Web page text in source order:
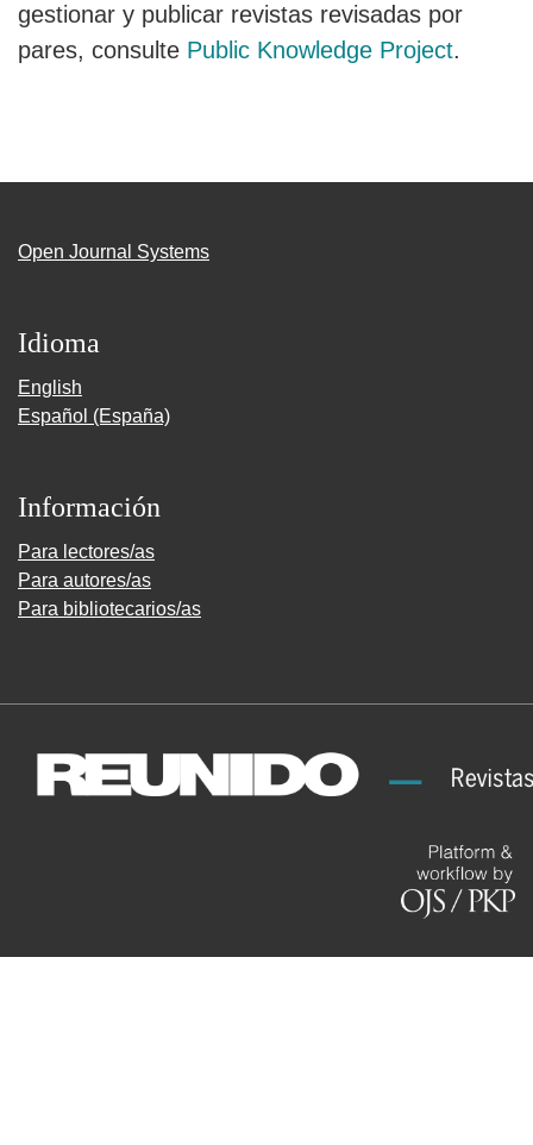
gestionar y publicar revistas revisadas por
pares, consulte Public Knowledge Project.
Open Journal Systems
Idioma
English
Español (España)
Información
Para lectores/as
Para autores/as
Para bibliotecarios/as